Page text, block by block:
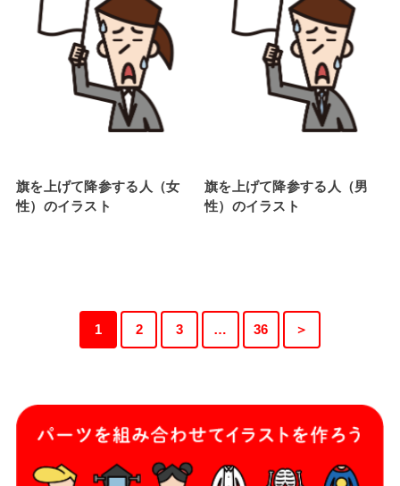
旗を上げて降参する人（女
性）のイラスト
旗を上げて降参する人（男
性）のイラスト
1 2 3 … 36 ＞